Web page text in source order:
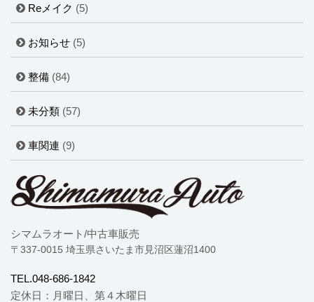
Reメイク (5)
お知らせ (5)
整備 (84)
未分類 (57)
車関連 (9)
シマムラオート/中古車販売
〒337-0015 埼玉県さいたま市見沼区蓮沼1400
TEL.048-686-1842
定休日：月曜日、第４木曜日